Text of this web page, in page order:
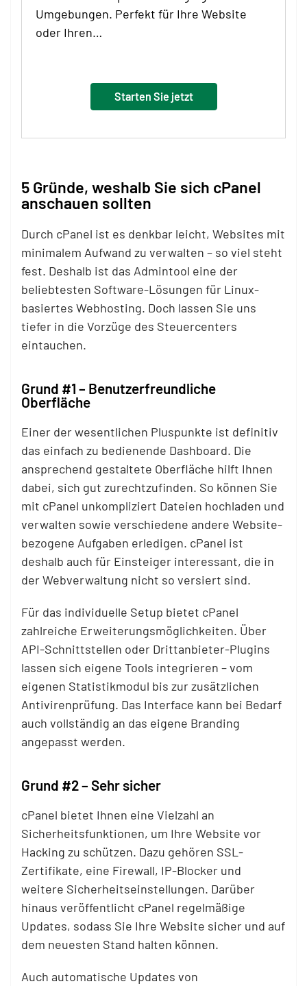
Umgebungen. Perfekt für Ihre Website
oder Ihren…
Starten Sie jetzt
5 Gründe, weshalb Sie sich cPanel
anschauen sollten
Durch cPanel ist es denkbar leicht, Websites mit
minimalem Aufwand zu verwalten – so viel steht
fest. Deshalb ist das Admintool eine der
beliebtesten Software-Lösungen für Linux-
basiertes Webhosting. Doch lassen Sie uns
tiefer in die Vorzüge des Steuercenters
eintauchen.
Grund #1 – Benutzerfreundliche
Oberfläche
Einer der wesentlichen Pluspunkte ist definitiv
das einfach zu bedienende Dashboard. Die
ansprechend gestaltete Oberfläche hilft Ihnen
dabei, sich gut zurechtzufinden. So können Sie
mit cPanel unkompliziert Dateien hochladen und
verwalten sowie verschiedene andere Website-
bezogene Aufgaben erledigen. cPanel ist
deshalb auch für Einsteiger interessant, die in
der Webverwaltung nicht so versiert sind.
Für das individuelle Setup bietet cPanel
zahlreiche Erweiterungsmöglichkeiten. Über
API-Schnittstellen oder Drittanbieter-Plugins
lassen sich eigene Tools integrieren – vom
eigenen Statistikmodul bis zur zusätzlichen
Antivirenprüfung. Das Interface kann bei Bedarf
auch vollständig an das eigene Branding
angepasst werden.
Grund #2 – Sehr sicher
cPanel bietet Ihnen eine Vielzahl an
Sicherheitsfunktionen, um Ihre Website vor
Hacking zu schützen. Dazu gehören SSL-
Zertifikate, eine Firewall, IP-Blocker und
weitere Sicherheitseinstellungen. Darüber
hinaus veröffentlicht cPanel regelmäßige
Updates, sodass Sie Ihre Website sicher und auf
dem neuesten Stand halten können.
Auch automatische Updates von